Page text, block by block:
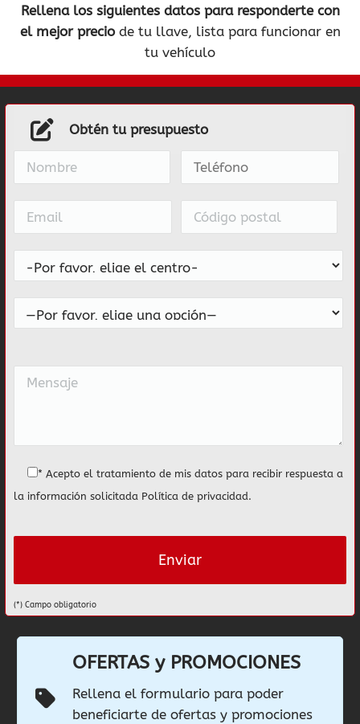
Rellena los siguientes datos para responderte con
el mejor preciode tu llave, lista para funcionar en
tu vehículo
Obtén tu presupuesto
* Acepto el tratamiento de mis datos para recibir respuesta a
la información solicitada Política de privacidad.
(*) Campo obligatorio
OFERTAS y PROMOCIONES
Rellena el formulario para poder
beneficiarte de ofertas y promociones